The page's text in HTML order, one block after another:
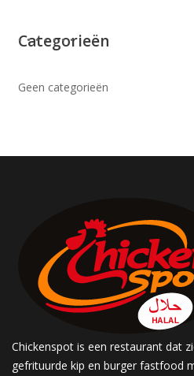
Categorieën
Geen categorieën
Chickenspot is een restaurant dat
gefrituurde kip en burger fastfood